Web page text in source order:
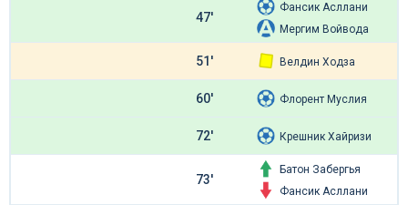
47'
Фансик Асллани
Мергим Войвода
51' Велдин Ходза
60' Флорент Муслия
72' Крешник Хайризи
73'
Батон Забергья
Фансик Асллани